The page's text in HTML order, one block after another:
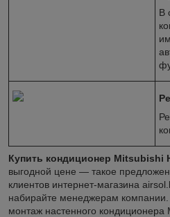
В
Купить кондиционер Mitsubishi
выгодной цене — такое
клиентов интернет-магазина
набирайте менеджерам
монтаж настенного кондиционера